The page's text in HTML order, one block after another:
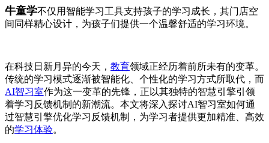
牛童学不仅用智能学习工具支持孩子的学习成长，其门店空
间同样精心设计，为孩子们提供一个温馨舒适的学习环境。
在科技日新月异的今天， 教育领域正经历着前所未有的变革。
传统的学习模式逐渐被智能化、个性化的学习方式所取代，而
AI智习室作为这一变革的先锋，正以其独特的智慧引擎引领
着学习反馈机制的新潮流。本文将深入探讨AI智习室如何通
过智慧引擎优化学习反馈机制，为学习者提供更加精准、高效
的学习体验。